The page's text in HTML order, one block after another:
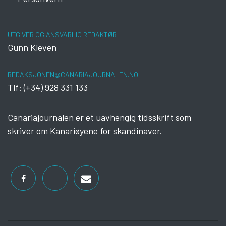
UTGIVER OG ANSVARLIG REDAKTØR
Gunn Kleven
REDAKSJONEN@CANARIAJOURNALEN.NO
Tlf: (+34) 928 331 133
Canariajournalen er et uavhengig tidsskrift som
skriver om Kanariøyene for skandinaver.